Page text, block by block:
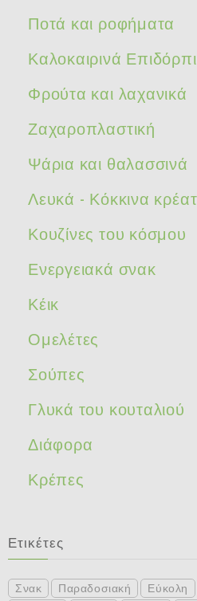
Ποτά και ροφήματα
Καλοκαιρινά
Φρούτα και λαχανικά
Ζαχαροπλαστική
Ψάρια και θαλασσινά
Λευκά - Κόκκινα
Κουζίνες του κόσμου
Ενεργειακά σνακ
Κέικ
Ομελέτες
Σούπες
Γλυκά του κουταλιού
Διάφορα
Κρέπες
Ετικέτες
Σνακ Παραδοσιακή Εύκολη